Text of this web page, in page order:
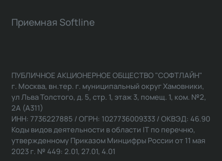
Приемная Softline
ПУБЛИЧНОЕ АКЦИОНЕРНОЕ ОБЩЕСТВО "СОФТЛАЙН"
г. Москва, вн.тер. г. муниципальный округ Хамовники,
ул Льва Толстого, д. 5, стр. 1, этаж 3, помещ. 1, ком. №2,
2А (А311)
ИНН: 7736227885 / ОГРН: 1027736009333 / ОКВЭД: 46.90
Коды видов деятельности в области IT по перечню,
утвержденному Приказом Минцифры России от 11 мая
2023 г. № 449: 2.01, 27.01, 4.01